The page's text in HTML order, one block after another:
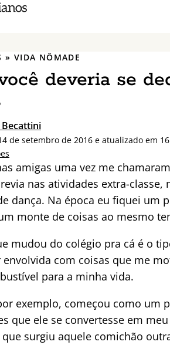
» VIDA NÔMADE
deveria se
de setembro de 2016 e atualizado em
amigas uma vez me
nas atividades extra-
dança. Na época eu fiquei um
monte de coisas ao mesmo
mudou do colégio pra cá é o
envolvida com coisas que me
para a minha vida.
exemplo, começou como um
que ele se convertesse em
surgiu aquele comichão